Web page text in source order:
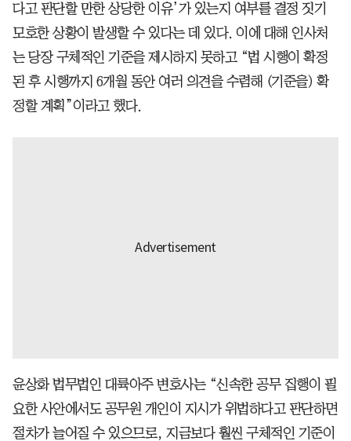
다고 판단할 만한 상당한 이유’가 있는지 여부를 결정 짓기
모호한 상황이 발생할 수 있다는 데 있다. 이에 대해 인사처
는 당장 구체적인 기준을 제시하지 못하고 “법 시행이 확정
된 후 시행까지 6개월 동안 여러 의견을 수렴해 (기준을) 확
정할 계획”이라고 했다.
윤상화 법무법인 대륙아주 변호사는 “신속한 공무 집행이 필
요한 사안에서도 공무원 개인이 지시가 위법하다고 판단하면
절차가 늘어질 수 있으므로, 지금보다 훨씬 구체적인 기준이